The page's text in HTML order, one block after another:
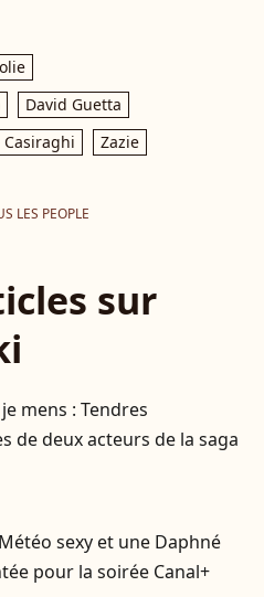
David Guetta
Zazie
LES PEOPLE
sur
mens : Tendres
de deux acteurs de la saga
sexy et une Daphné
pour la soirée Canal+